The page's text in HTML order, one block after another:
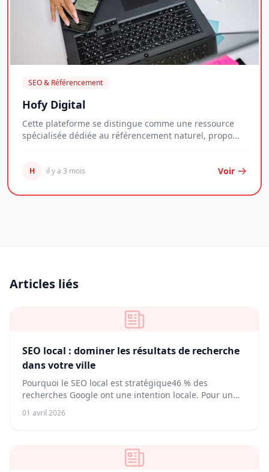
SEO & Référencement
Hofy Digital
Cette plateforme se distingue comme une ressource
spécialisée dédiée au référencement naturel, propo...
H il y a 3 mois Voir
Articles liés
SEO local : dominer les résultats de recherche
dans votre ville
Pourquoi le SEO local est stratégique46 % des
recherches Google ont une intention locale. Pour un
01 avril 2026